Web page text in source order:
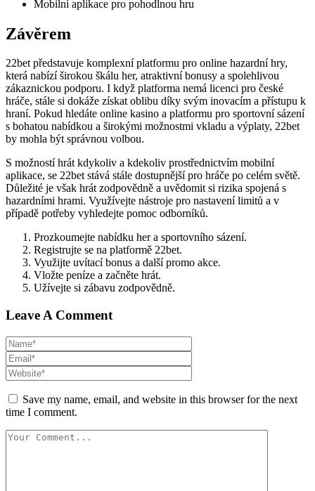
která nabízí širokou škálu her, atraktivní bonusy a spolehlivou
hráče, stále si dokáže získat oblibu díky svým inovacím a přístupu k
hraní. Pokud hledáte online kasino a platformu pro sportovní sázení
s bohatou nabídkou a širokými možnostmi vkladu a výplaty, 22bet
by mohla být správnou volbou.
S možností hrát kdykoliv a kdekoliv prostřednictvím mobilní
aplikace, se 22bet stává stále dostupnější pro hráče po celém světě.
Důležité je však hrát zodpovědně a uvědomit si rizika spojená s
hazardními hrami. Využívejte nástroje pro nastavení limitů a v
případě potřeby vyhledejte pomoc odborníků.
Prozkoumejte nabídku her a sportovního sázení.
Registrujte se na platformě 22bet.
Využijte uvítací bonus a další promo akce.
Vložte peníze a začněte hrát.
Užívejte si zábavu zodpovědně.
Leave A Comment
Save my name, email, and website in this browser for the next
time I comment.